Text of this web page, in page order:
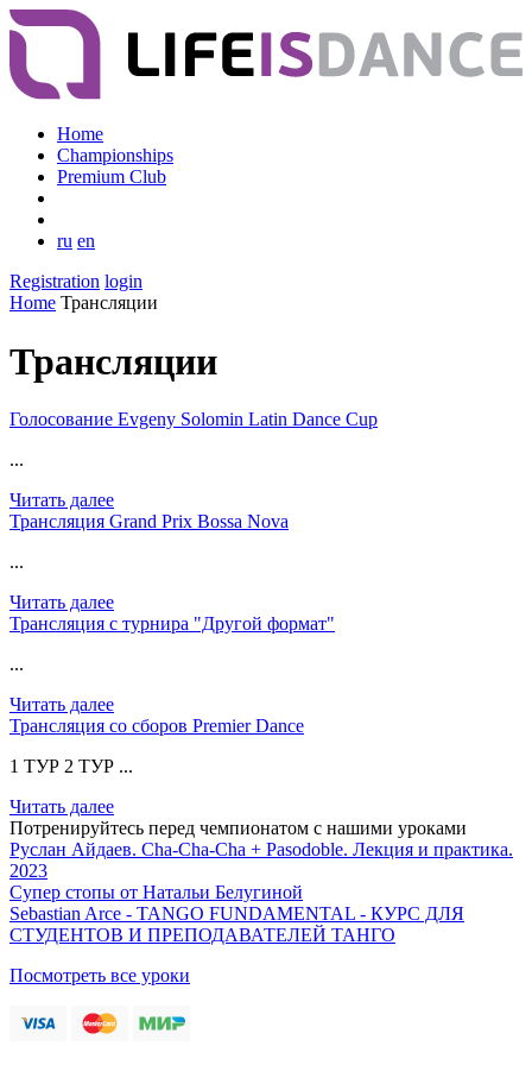
Home
Championships
Premium Club
ru en
Registration login
Home Трансляции
Трансляции
Голосование Evgeny Solomin Latin Dance Cup
...
Читать далее
Трансляция Grand Prix Bossa Nova
...
Читать далее
Трансляция с турнира "Другой формат"
...
Читать далее
Трансляция со сборов Premier Dance
1 ТУР 2 ТУР ...
Читать далее
Потренируйтесь перед чемпионатом с нашими уроками
Руслан Айдаев. Cha-Cha-Cha + Pasodoble. Лекция и практика.
2023
Супер стопы от Натальи Белугиной
Sebastian Arce - TANGO FUNDAMENTAL - КУРС ДЛЯ
СТУДЕНТОВ И ПРЕПОДАВАТЕЛЕЙ ТАНГО
Посмотреть все уроки